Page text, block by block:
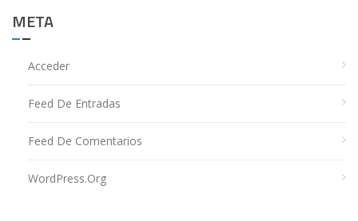
META
Acceder
Feed De Entradas
Feed De Comentarios
WordPress.org